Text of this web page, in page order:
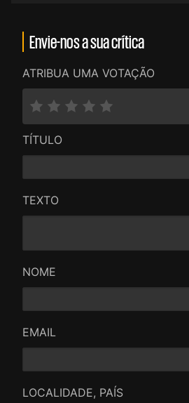
Envie-nos a sua crítica
ATRIBUA UMA VOTAÇÃO
TÍTULO
TEXTO
NOME
EMAIL
LOCALIDADE, PAÍS